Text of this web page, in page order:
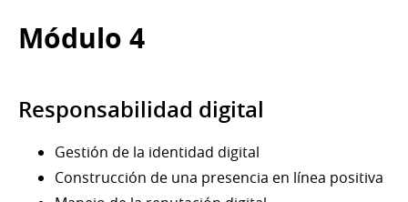
Módulo 4
Responsabilidad digital
Gestión de la identidad digital
Construcción de una presencia en línea positiva